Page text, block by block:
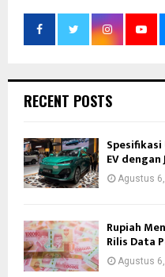
RECENT POSTS
EV
Agustus
Rupiah
Rilis Data
Agustus